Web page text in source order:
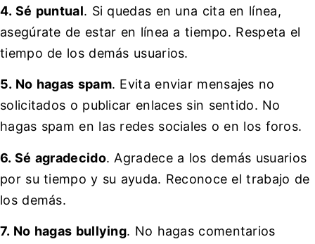
4. Sé puntual. Si quedas en una cita en línea,
asegúrate de estar en línea a tiempo. Respeta el
tiempo de los demás usuarios.
5. No hagas spam. Evita enviar mensajes no
solicitados o publicar enlaces sin sentido. No
hagas spam en las redes sociales o en los foros.
6. Sé agradecido. Agradece a los demás usuarios
por su tiempo y su ayuda. Reconoce el trabajo de
los demás.
7. No hagas bullying. No hagas comentarios